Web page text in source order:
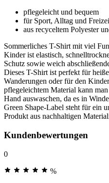
pflegeleicht und bequem
für Sport, Alltag und
aus recyceltem Polyester
Sommerliches T-Shirt mit viel
Kinder ist elastisch,
Schutz sowie weich
Dieses T-Shirt ist perfekt für
Wanderungen oder für den
pflegeleichtem Material kann
Hand auswaschen, da es in
Green Shape-Label steht für ein
Produkt aus nachhaltigen
Kundenbewertungen
0
%